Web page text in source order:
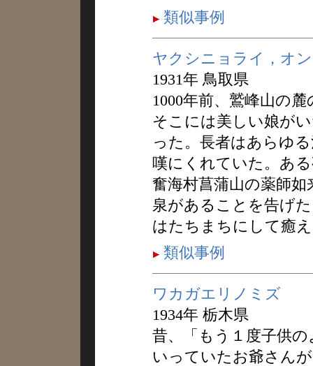
類似事例
ヤクシニョライ，オ
1931年 鳥取県
1000年前、鷲峰山の
そこには美しい娘が
った。長者はあらゆ
嘆にくれていた。あ
奮海村菖蒲山の薬師
泉があることを告げ
はたちまちにして癒
類似事例
ワカガエリノミズ
1934年 栃木県
昔、「もう１度子供
いっていたお爺さん